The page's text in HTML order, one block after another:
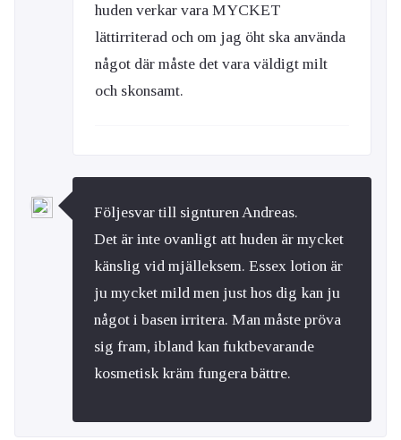
huden verkar vara MYCKET
lättirriterad och om jag öht ska använda
något där måste det vara väldigt milt
och skonsamt.
Följesvar till signturen Andreas.
Det är inte ovanligt att huden är mycket
känslig vid mjälleksem. Essex lotion är
ju mycket mild men just hos dig kan ju
något i basen irritera. Man måste pröva
sig fram, ibland kan fuktbevarande
kosmetisk kräm fungera bättre.